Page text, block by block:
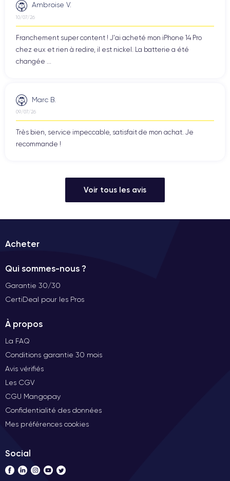
Ambroise V.
10/07/26
Franchement super content ! J'ai acheté mon iPhone 14 Pro
chez eux et rien à redire, il est nickel. La batterie a été
changée ...
Marc B.
09/07/26
Très bien, service impeccable, satisfait de mon achat. Je
recommande !
Voir tous les avis
Acheter
Qui sommes-nous ?
Garantie 30/30
CertiDeal pour les Pros
À propos
La FAQ
Conditions garantie 30 mois
Avis vérifiés
Les CGV
CGU Mangopay
Confidentialité des données
Mes préférences cookies
Social